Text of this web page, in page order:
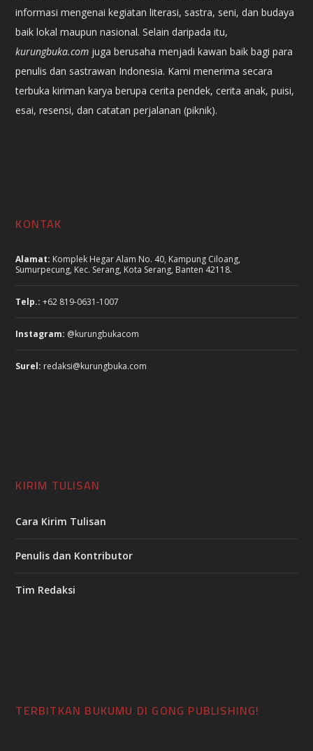
informasi mengenai kegiatan literasi, sastra, seni, dan budaya
baik lokal maupun nasional. Selain daripada itu,
kurungbuka.com juga berusaha menjadi kawan baik bagi para
penulis dan sastrawan Indonesia. Kami menerima secara
terbuka kiriman karya berupa cerita pendek, cerita anak, puisi,
esai, resensi, dan catatan perjalanan (piknik).
KONTAK
Alamat: Komplek Hegar Alam No. 40, Kampung Ciloang,
Sumurpecung, Kec. Serang, Kota Serang, Banten 42118.
Telp.: +62 819-0631-1007
Instagram: @kurungbukacom
Surel: redaksi@kurungbuka.com
KIRIM TULISAN
Cara Kirim Tulisan
Penulis dan Kontributor
Tim Redaksi
TERBITKAN BUKUMU DI GONG PUBLISHING!